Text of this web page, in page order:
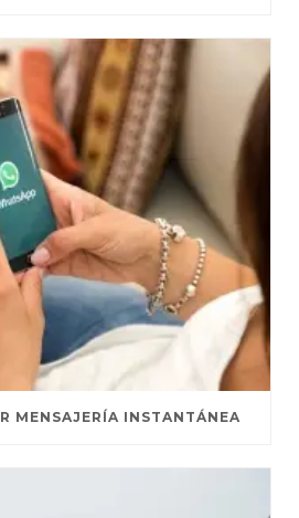
MENSAJERÍA INSTANTÁNEA